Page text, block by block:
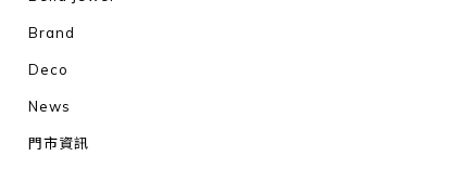
Brand
Deco
News
門市資訊